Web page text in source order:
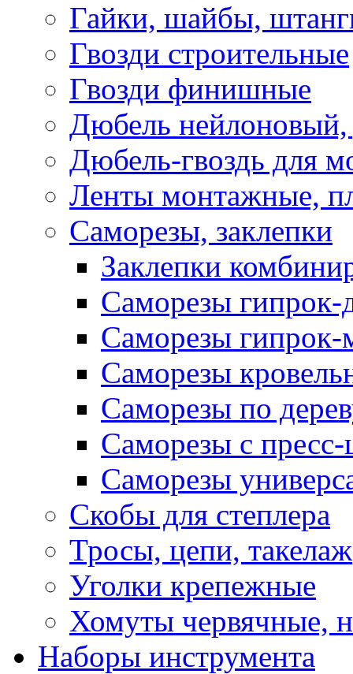
Гайки, шайбы,
Гвозди строительные
Гвозди финишные
Дюбель нейлоновый,
Дюбель-гвоздь для
Ленты монтажные,
Саморезы, заклепки
Заклепки
Саморезы гипрок-
Саморезы гипрок-
Саморезы
Саморезы по
Саморезы с
Саморезы
Скобы для степлера
Тросы, цепи, такелаж
Уголки крепежные
Хомуты червячные,
Наборы инструмента